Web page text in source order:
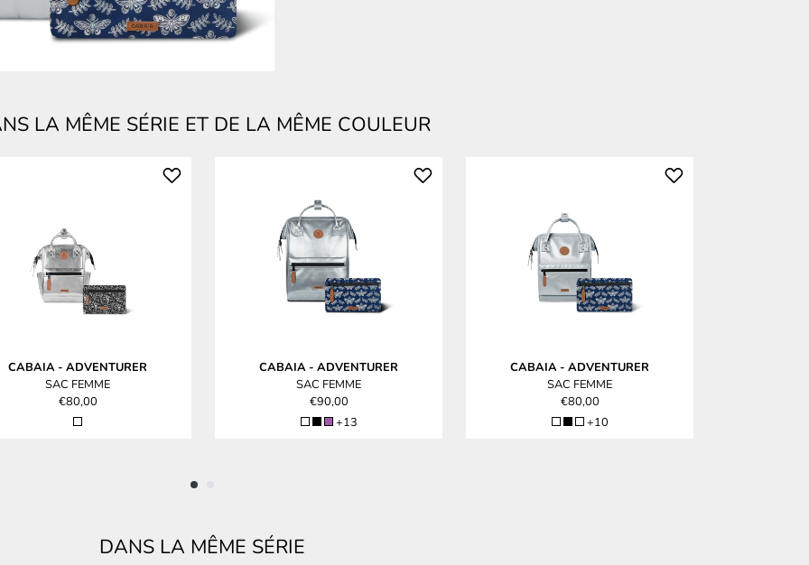
LA MÊME SÉRIE ET DE LA MÊME COULEUR
CABAIA- ADVENTURER
SAC FEMME
€80,00
CABAIA- ADVENTURER
SAC FEMME
€90,00
+13
CABAIA- ADVENTURER
SAC FEMME
€80,00
+10
DANS LA MÊME SÉRIE